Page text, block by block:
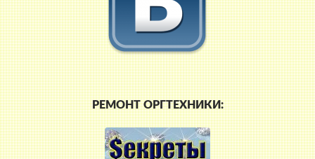
РЕМОНТ ОРГТЕХНИКИ: